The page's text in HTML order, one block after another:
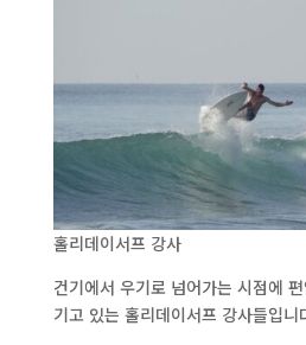
홀리데이서프 강사
건기에서 우기로 넘어가는 시점에
기고 있는 홀리데이서프 강사들입니